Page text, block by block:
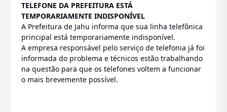
TELEFONE DA PREFEITURA ESTÁ
TEMPORARIAMENTE INDISPONÍVEL
A Prefeitura de Jahu informa que sua linha telefônica
principal está temporariamente indisponível.
A empresa responsável pelo serviço de telefonia já foi
informada do problema e técnicos estão trabalhando
na questão para que os telefones voltem a funcionar
o mais brevemente possível.